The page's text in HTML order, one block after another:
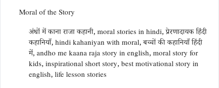
Moral of the Story
अंधों में काना राजा कहानी, moral stories in hindi, प्रेरणादायक हिंदी
कहानियाँ, hindi kahaniyan with moral, बच्चों की कहानियाँ हिंदी
में, andho me kaana raja story in english, moral story for
kids, inspirational short story, best motivational story in
english, life lesson stories